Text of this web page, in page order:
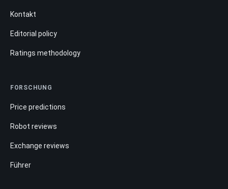
Kontakt
Editorial policy
Ratings methodology
FORSCHUNG
Price predictions
Robot reviews
Exchange reviews
Führer